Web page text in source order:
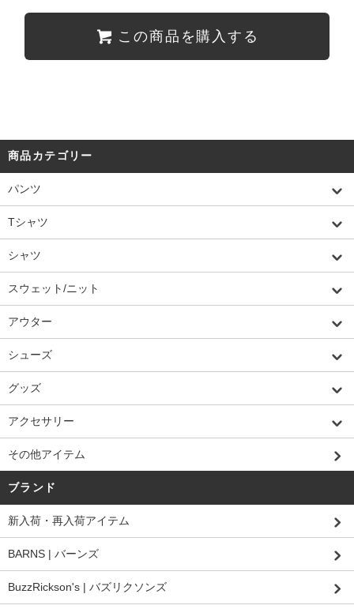
この商品を購入する
商品カテゴリー
パンツ
Tシャツ
シャツ
スウェット/ニット
アウター
シューズ
グッズ
アクセサリー
その他アイテム
ブランド
新入荷・再入荷アイテム
BARNS | バーンズ
BuzzRickson's | バズリクソンズ